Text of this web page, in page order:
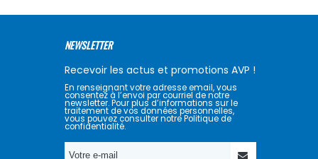
NEWSLETTER
Recevoir les actus et promotions AVP !
En renseignant votre adresse email, vous
consentez à l’envoi par courriel de notre
newsletter. Pour plus d’informations sur le
traitement de vos données personnelles,
vous pouvez consulter notre Politique de
confidentialité.